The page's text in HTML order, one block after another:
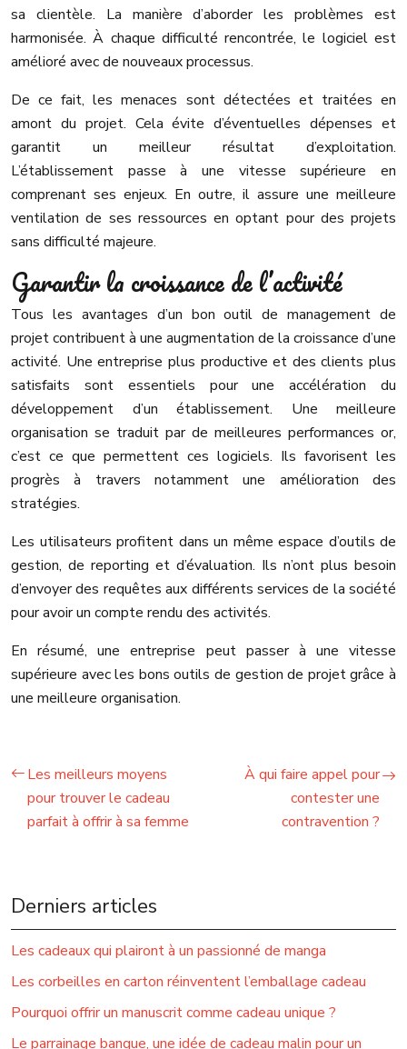
sa clientèle. La manière d’aborder les problèmes est
harmonisée. À chaque difficulté rencontrée, le logiciel est
amélioré avec de nouveaux processus.
De ce fait, les menaces sont détectées et traitées en
amont du projet. Cela évite d’éventuelles dépenses et
garantit un meilleur résultat d’exploitation.
L’établissement passe à une vitesse supérieure en
comprenant ses enjeux. En outre, il assure une meilleure
ventilation de ses ressources en optant pour des projets
sans difficulté majeure.
Garantir la croissance de l’activité
Tous les avantages d’un bon outil de management de
projet contribuent à une augmentation de la croissance d’une
activité. Une entreprise plus productive et des clients plus
satisfaits sont essentiels pour une accélération du
développement d’un établissement. Une meilleure
organisation se traduit par de meilleures performances or,
c’est ce que permettent ces logiciels. Ils favorisent les
progrès à travers notamment une amélioration des
stratégies.
Les utilisateurs profitent dans un même espace d’outils de
gestion, de reporting et d’évaluation. Ils n’ont plus besoin
d’envoyer des requêtes aux différents services de la société
pour avoir un compte rendu des activités.
En résumé, une entreprise peut passer à une vitesse
supérieure avec les bons outils de gestion de projet grâce à
une meilleure organisation.
Les meilleurs moyens
pour trouver le cadeau
parfait à offrir à sa femme
À qui faire appel pour
contester une
contravention ?
Derniers articles
Les cadeaux qui plairont à un passionné de manga
Les corbeilles en carton réinventent l’emballage cadeau
Pourquoi offrir un manuscrit comme cadeau unique ?
Le parrainage banque, une idée de cadeau malin pour un